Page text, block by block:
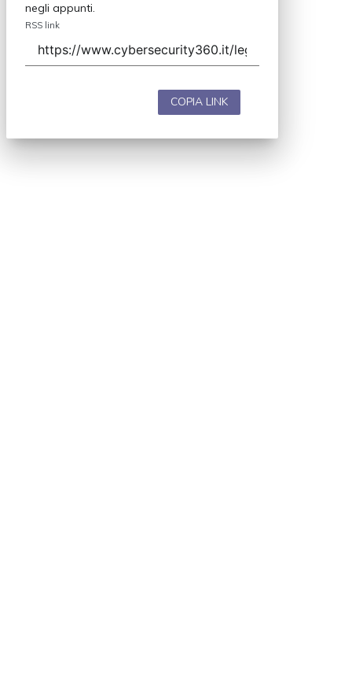
negli appunti.
RSS link
COPIA LINK